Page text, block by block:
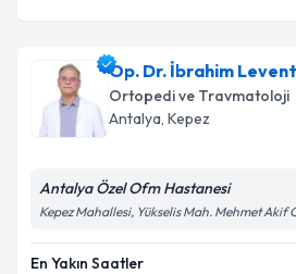
Op. Dr. İbrahim
Ortopedi ve Travmatoloji
Antalya, Kepez
Antalya Özel Ofm Hastanesi
Kepez Mahallesi, Yükselis Mah. Mehmet Akif
En Yakın Saatler